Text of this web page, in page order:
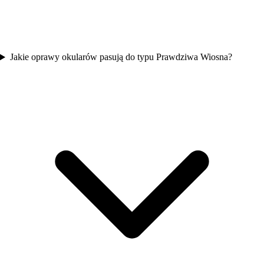
Jakie oprawy okularów pasują do typu Prawdziwa Wiosna?